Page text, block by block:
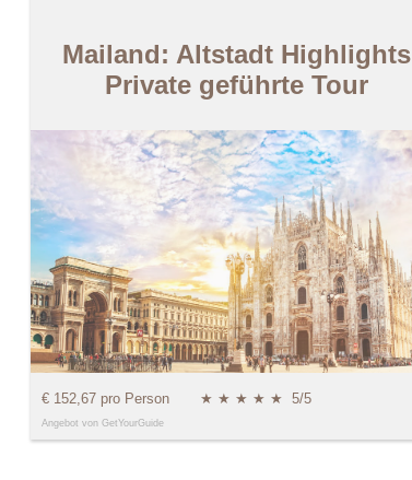
Mailand: Altstadt Highlights
Private geführte Tour
€ 152,67 pro Person ★ ★ ★ ★ ★ 5/5
Angebot von GetYourGuide